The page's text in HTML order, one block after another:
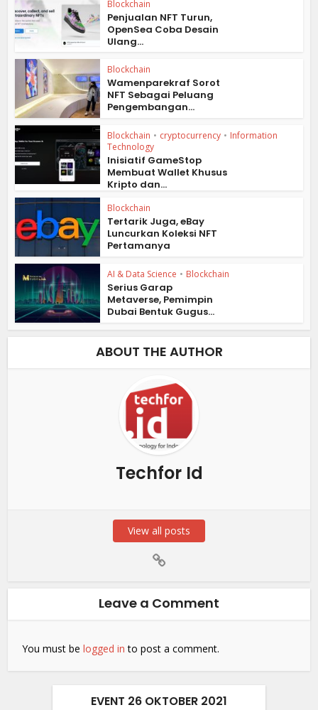
Blockchain
Penjualan NFT Turun,
OpenSea Coba Desain
Ulang...
Blockchain
Wamenparekraf Sorot
NFT Sebagai Peluang
Pengembangan...
Blockchain • cryptocurrency • Information
Technology
Inisiatif GameStop
Membuat Wallet Khusus
Kripto dan...
Blockchain
Tertarik Juga, eBay
Luncurkan Koleksi NFT
Pertamanya
AI & Data Science • Blockchain
Serius Garap
Metaverse, Pemimpin
Dubai Bentuk Gugus...
ABOUT THE AUTHOR
Techfor Id
View all posts
Leave a Comment
You must belogged in to post a comment.
EVENT 26 OKTOBER 2021